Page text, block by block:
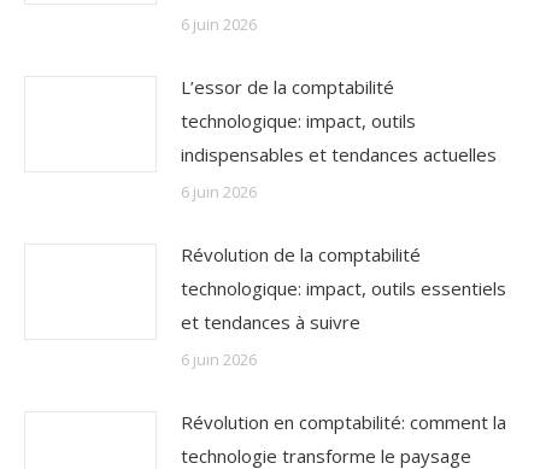
6 juin 2026
L’essor de la comptabilité
technologique: impact, outils
indispensables et tendances actuelles
6 juin 2026
Révolution de la comptabilité
technologique: impact, outils essentiels
et tendances à suivre
6 juin 2026
Révolution en comptabilité: comment la
technologie transforme le paysage